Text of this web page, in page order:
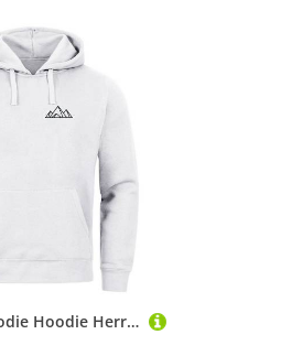
Neverless Hoodie Hoodie Herren Polygon Print Wandern Berg-Motiv Geometric